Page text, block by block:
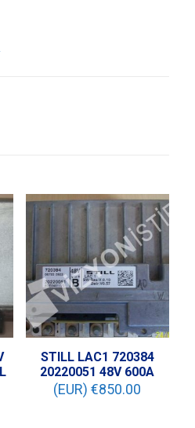
STILL LAC1 720384
20220051 48V 600A
(EUR) €850.00